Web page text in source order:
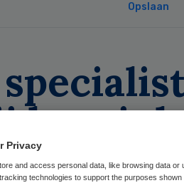
Opslaan
lage
Privacy
and access personal data, like browsing data or
technologies to support the purposes